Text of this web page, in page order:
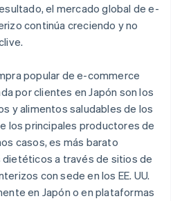
el mercado global de e-
continúa creciendo y no
popular de e-commerce
por clientes en Japón son los
y alimentos saludables de los
los principales productores de
casos, es más barato
a través de sitios de
con sede en los EE. UU.
en Japón o en plataformas